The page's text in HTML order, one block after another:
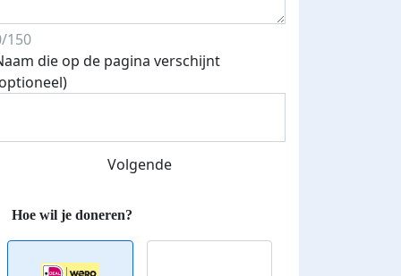
150
die op de pagina verschijnt
Volgende